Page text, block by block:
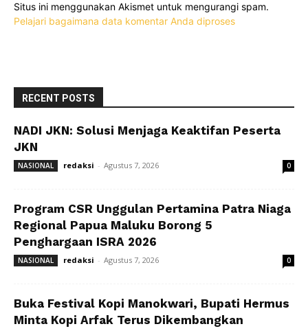
Situs ini menggunakan Akismet untuk mengurangi spam.
Pelajari bagaimana data komentar Anda diproses
RECENT POSTS
NADI JKN: Solusi Menjaga Keaktifan Peserta
JKN
NASIONAL redaksi - Agustus 7, 2026 0
Program CSR Unggulan Pertamina Patra Niaga
Regional Papua Maluku Borong 5
Penghargaan ISRA 2026
NASIONAL redaksi - Agustus 7, 2026 0
Buka Festival Kopi Manokwari, Bupati Hermus
Minta Kopi Arfak Terus Dikembangkan